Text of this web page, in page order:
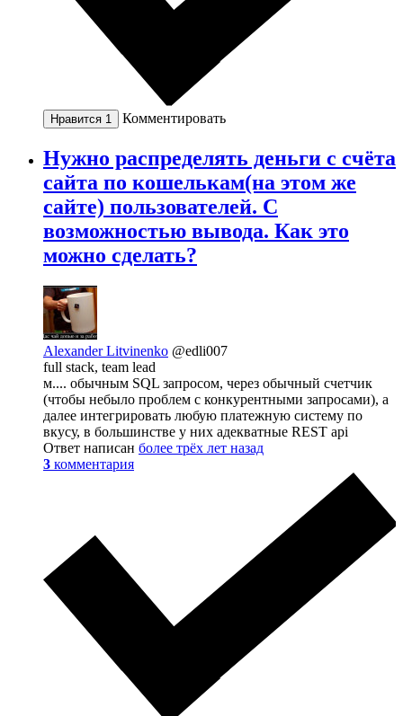
Нравится 1 Комментировать
Нужно распределять деньги с счёта
сайта по кошелькам(на этом же
сайте) пользователей. С
возможностью вывода. Как это
можно сделать?
Alexander Litvinenko @edli007
full stack, team lead
м.... обычным SQL запросом, через обычный счетчик
(чтобы небыло проблем с конкурентными запросами), а
далее интегрировать любую платежную систему по
вкусу, в большинстве у них адекватные REST api
Ответ написан более трёх лет назад
3 комментария